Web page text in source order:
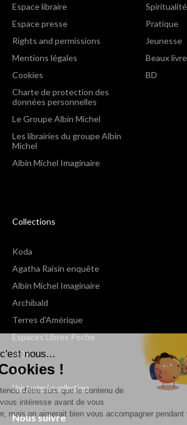
Salut c'est nous...
les Cookies !
On a attendu d'être sûrs que le contenu de
ce site vous intéresse avant de vous
déranger, mais on aimerait bien vous
Espace libraire
Espace presse
Rights and permissions
Mentions légales
Cookies
Charte de protection des
données personnelles
Le Groupe Albin Michel
Les librairies du groupe Albin
Michel
Albin Michel Imaginaire
Pratique
Jeunesse
Beaux
BD
Collections
Koda
Agatha Raisin enquête
Albin Michel Imaginaire
Archibald
Terres d'Amérique
Espaces Libres Poche
NOX
Wiz
Voir toutes les collections
Nous suivre